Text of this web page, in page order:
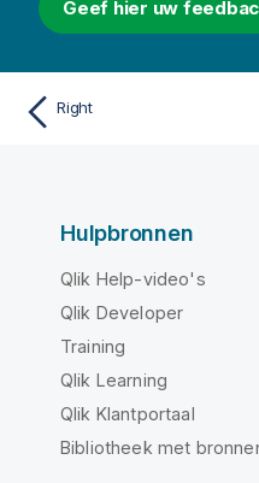
Geef hier uw
Right
Hulpbronnen
Qlik Help-video's
Qlik Developer
Training
Qlik Learning
Qlik Klantportaal
Bibliotheek met